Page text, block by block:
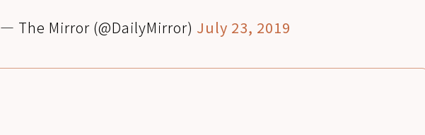
— The Mirror (@DailyMirror) July 23, 2019